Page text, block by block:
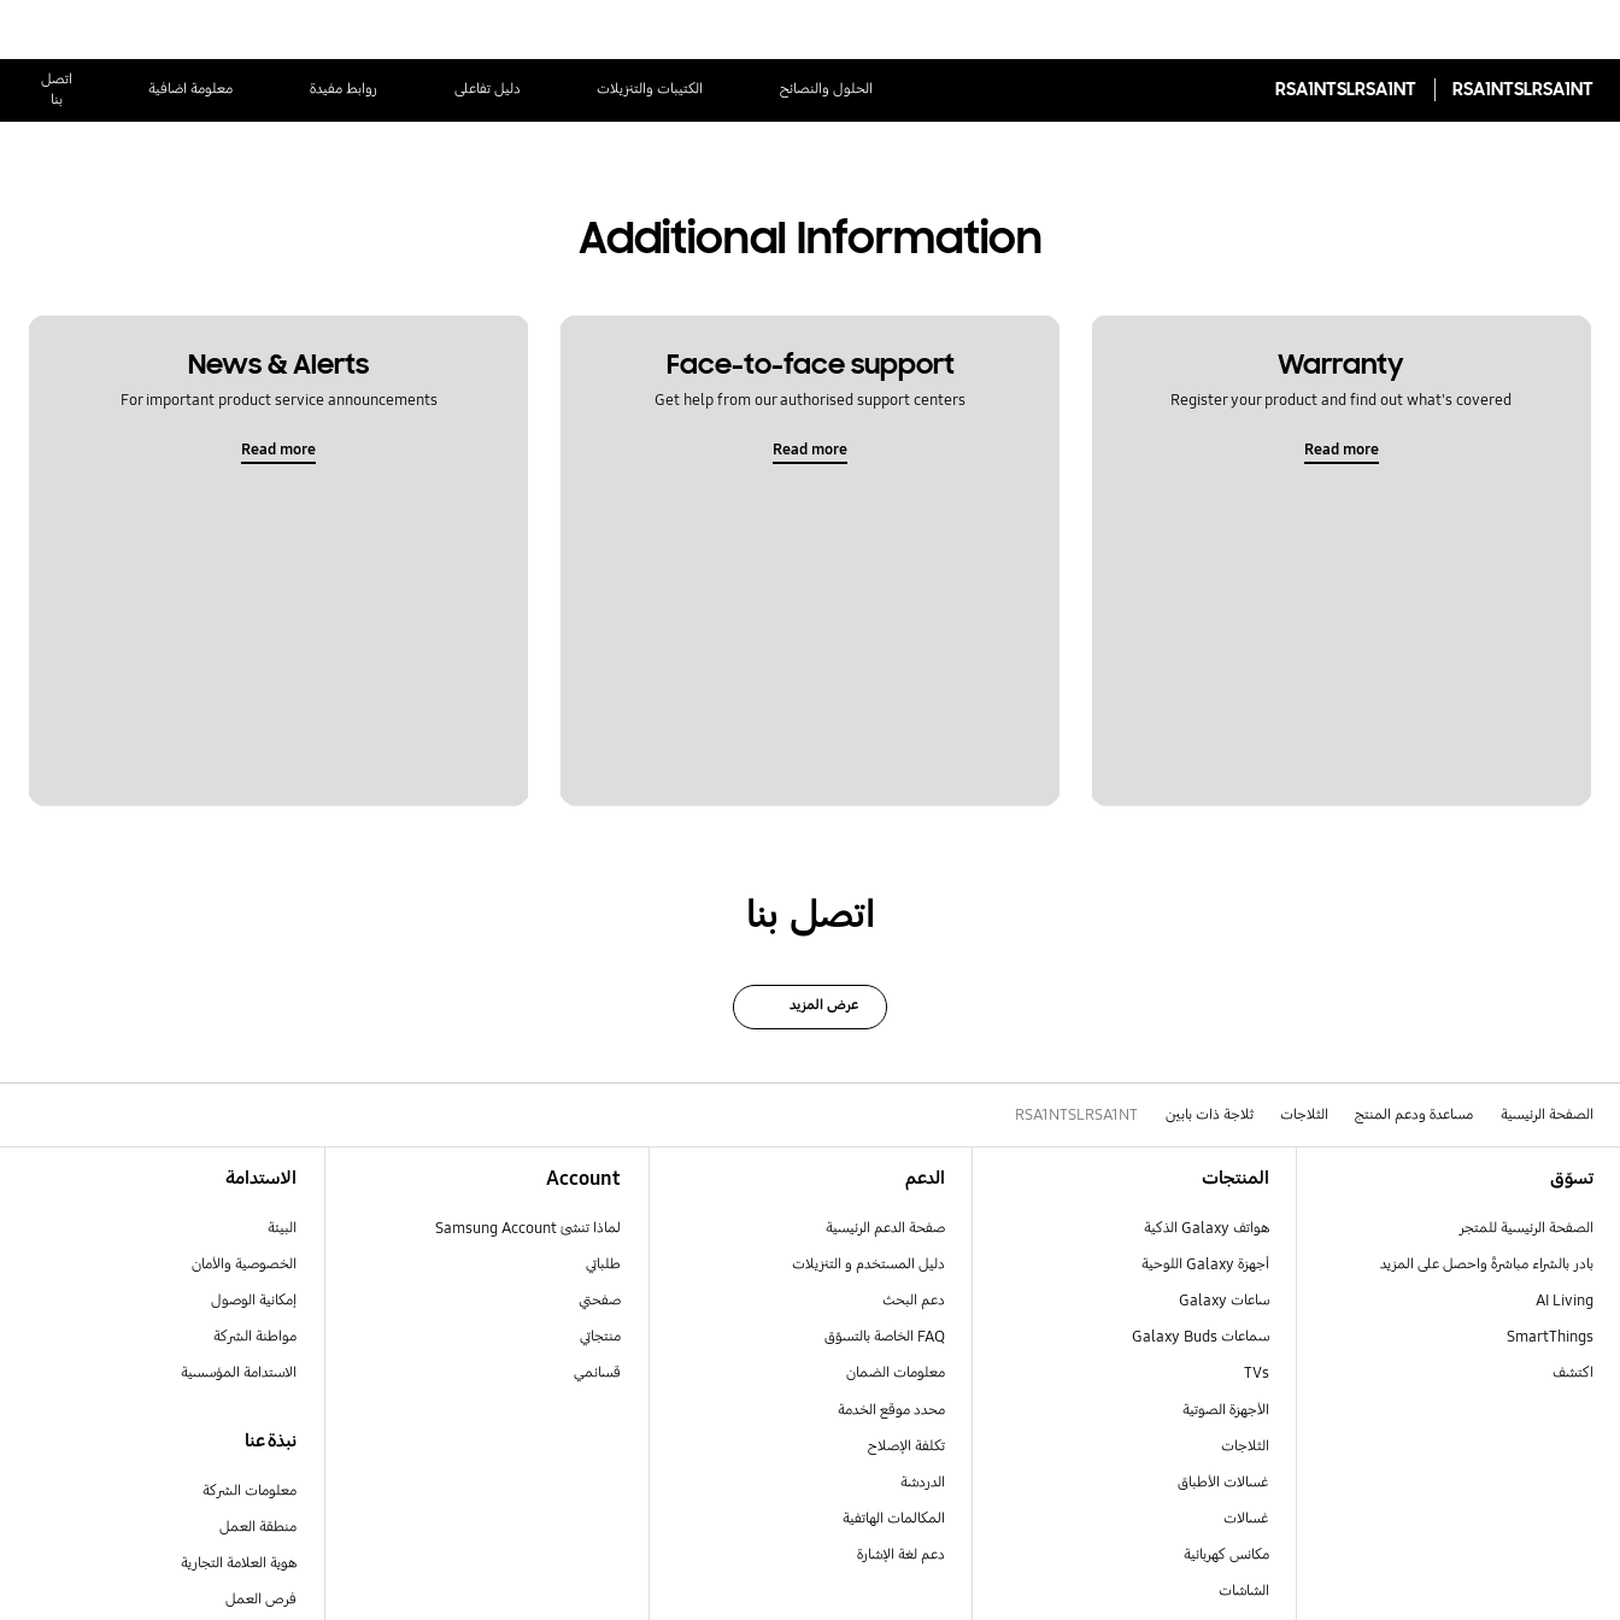
RSA1NTSLRSA1NT
RSA1NTSLRSA1NT الحلول والنصائح الكتيبات والتنزيلات دليل تفاعلى روابط مفيدة معلومة اضافية
اتصل
بنا
Additional Information
Warranty
Register your product and find out what's covered
Read more
Face-to-face support
Get help from our authorised support centers
Read more
News & Alerts
For important product service announcements
Read more
اتصل بنا
عرض المزيد
الصفحة الرئيسية مساعدة ودعم المنتج الثلاجات ثلاجة ذات بابين RSA1NTSLRSA1NT
تسوّق
الصفحة الرئيسية للمتجر
بادر بالشراء مباشرةً واحصل على المزيد
AI Living
SmartThings
اكتشف
المنتجات
هواتف Galaxy الذكية
أجهزة Galaxy اللوحية
ساعات Galaxy
سماعات Galaxy Buds
TVs
الأجهزة الصوتية
الثلاجات
غسالات الأطباق
غسالات
مكانس كهربائية
الشاشات
الدعم
صفحة الدعم الرئيسية
دليل المستخدم و التنزيلات
دعم البحث
FAQ الخاصة بالتسوّق
معلومات الضمان
محدد موقع الخدمة
تكلفة الإصلاح
الدردشة
المكالمات الهاتفية
دعم لغة الإشارة
Account
لماذا تنشئ Samsung Account
طلباتي
صفحتي
منتجاتي
قسائمي
الاستدامة
البيئة
الخصوصية والأمان
إمكانية الوصول
مواطنة الشركة
الاستدامة المؤسسية
نبذة عنا
معلومات الشركة
منطقة العمل
هوية العلامة التجارية
فرص العمل